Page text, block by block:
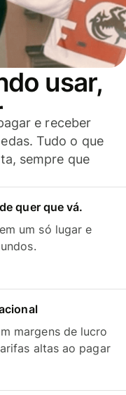
usar,
e receber
Tudo o que
sempre que
quer que vá.
um só lugar e
margens de lucro
altas ao pagar